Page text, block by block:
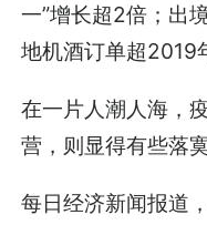
一”增长超2倍；出
地机酒订单超2019
在一片人潮人海，
营，则显得有些落寞
每日经济新闻报道